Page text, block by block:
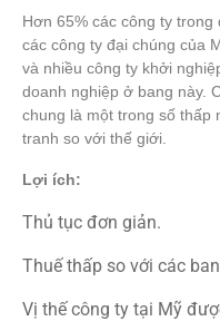
Hơn 65% các công ty
các công ty đại chúng của
và nhiều công ty khởi
doanh nghiệp ở bang này.
chung là một trong số thấp
tranh so với thế giới.
Lợi ích:
Thủ tục đơn giản.
Thuế thấp so với các
Vị thế công ty tại Mỹ